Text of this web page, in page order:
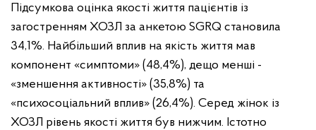
Підсумкова оцінка якості життя пацієнтів із
загостренням ХОЗЛ за анкетою SGRQ становила
34,1%. Найбільший вплив на якість життя мав
компонент «симптоми» (48,4%), дещо менші -
«зменшення активності» (35,8%) та
«психосоціальний вплив» (26,4%). Серед жінок із
ХОЗЛ рівень якості життя був нижчим. Істотно